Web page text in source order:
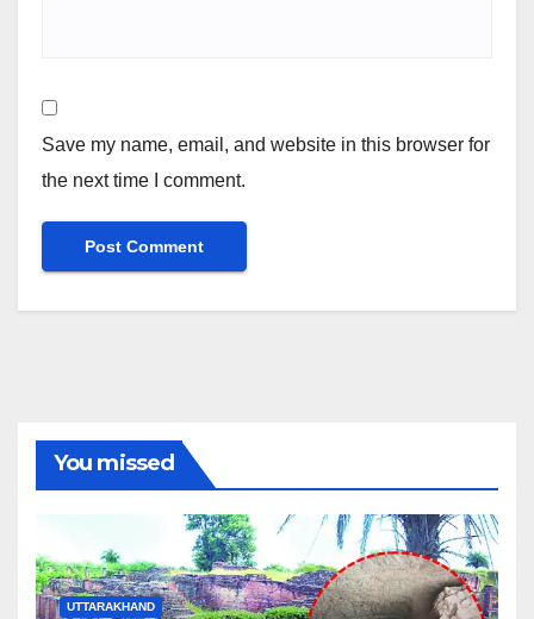
Save my name, email, and website in this browser for
the next time I comment.
You missed
UTTARAKHAND